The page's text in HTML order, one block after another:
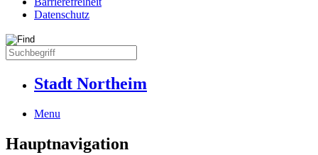
Datenschutz
Stadt Northeim
Menu
Hauptnavigation